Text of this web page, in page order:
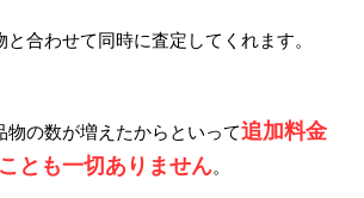
合わせて同時に査定してくれます。
物の数が増えたからといって追加料金
とも一切ありません。